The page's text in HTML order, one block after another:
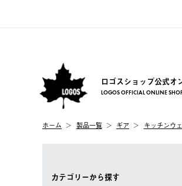
ロゴスショップ公式オ
LOGOS OFFICIAL ONLINE
ホーム 製品一覧 ギア キッチンウ
カテゴリーから探す